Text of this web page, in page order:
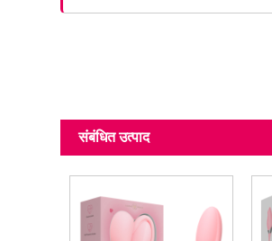
संबंधित उत्पाद